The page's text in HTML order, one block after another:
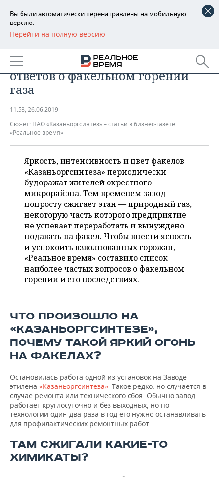
Вы были автоматически перенаправлены на мобильную
версию.
Перейти на полную версию
РЕГИОНЫ
БАШКОРТОСТАН
ТАТАРСТАН
НОВОСТИ
АНАЛИТИКА
ДЕКЛАРАЦИИ О ДОХОДАХ
КОРОЛИ ГОСЗАКАЗА ПФО
ВУЗЫ ТАТАРСТАНА
КОМУ ПРИНАДЛЕЖАТ
ТОРГОВЫЕ ЦЕНТРЫ
ТАТАРСТАНА
НОВОСТИ ЭКОНОМИКИ
ФИНАНСЫ
БАНКИ
БЮДЖЕТ
ИНВЕСТИЦИИ
ПРОМЫШЛЕННОСТЬ
НОВОСТИ
АГРОПРОМ
МАШИНОСТРОЕНИЕ
НЕФТЕХИМИЯ
НЕФТЬ
ОПК
НЕДВИЖИМОСТЬ
НОВОСТИ НЕДВИЖИМОСТИ
АВТО
НОВОСТИ АВТО
БИЗНЕС
НОВОСТИ БИЗНЕСА
РОЗНИЧНАЯ ТОРГОВЛЯ
ТРАНСПОРТ
УСЛУГИ
ТЕХНОЛОГИИ
НОВОСТИ ТЕХНОЛОГИЙ
МЕДИА
МЕРОПРИЯТИЯ
НОВОСТИ МЕРОПРИЯТИЙ
ВЫЕЗДНАЯ РЕДАКЦИЯ
ONLINE-КОНФЕРЕНЦИИ
ОТКРЫТАЯ ЛЕКЦИЯ
СПОРТ
НОВОСТИ СПОРТА
ХОККЕЙ
БАСКЕТБОЛ
ВОЛЕЙБОЛ
КИБЕРСПОРТ
ФИГУРНОЕ КАТАНИЕ
ВОДНЫЕ ВИДЫ СПОРТА
ХОККЕЙ С МЯЧОМ
ОБЩЕСТВО
ВЛАСТЬ
ИНФРАСТРУКТУРА
ИСТОРИЯ
КУЛЬТУРА
МЕДИЦИНА
ОБРАЗОВАНИЕ
ПРОИСШЕСТВИЯ
СЮЖЕТЫ
СПРАВОЧНИК
СПИСОК ПЕРСОН
СПИСОК КОМПАНИЙ
ПОЛНАЯ ВЕРСИЯ
«Казаньоргсинтез»: 8 вопросов и
ответов о факельном горении
газа
11:58, 26.06.2019
Сюжет: ПАО «Казаньоргсинтез» – статьи в бизнес-газете
«Реальное время»
Яркость, интенсивность и цвет факелов
«Казаньоргсинтеза» периодически
будоражат жителей окрестного
микрорайона. Тем временем завод
попросту сжигает этан — природный газ,
некоторую часть которого предприятие
не успевает переработать и вынуждено
подавать на факел. Чтобы внести ясность
и успокоить взволнованных горожан,
«Реальное время» составило список
наиболее частых вопросов о факельном
горении и его последствиях.
ЧТО ПРОИЗОШЛО НА
«КАЗАНЬОРГСИНТЕЗЕ»,
ПОЧЕМУ ТАКОЙ ЯРКИЙ ОГОНЬ
НА ФАКЕЛАХ?
Остановилась работа одной из установок на Заводе
этилена «Казаньоргсинтеза». Такое редко, но случается в
случае ремонта или технического сбоя. Обычно завод
работает круглосуточно и без выходных, но по
технологии один-два раза в год его нужно останавливать
для профилактических ремонтных работ.
ТАМ СЖИГАЛИ КАКИЕ-ТО
ХИМИКАТЫ?